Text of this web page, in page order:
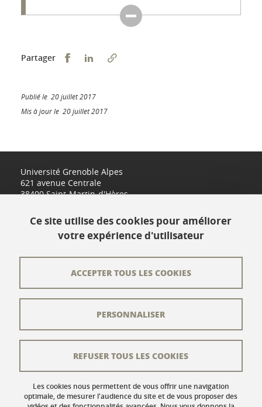
Partager Partager sur Facebook
Partager sur LinkedIn
Publié le 20 juillet 2017
Mis à jour le 20 juillet 2017
Université Grenoble Alpes
621 avenue Centrale
38400 Saint-Martin-d'Hères
L'équipe éditoriale
Crédits
Mentions légales
Données personnelles
Ce site utilise des cookies pour améliorer
votre expérience d'utilisateur
Les cookies nous permettent de vous offrir une navigation
optimale, de mesurer l'audience du site et de vous proposer des
ACCEPTER TOUS LES COOKIES
REFUSER TOUS LES COOKIES
PERSONNALISER